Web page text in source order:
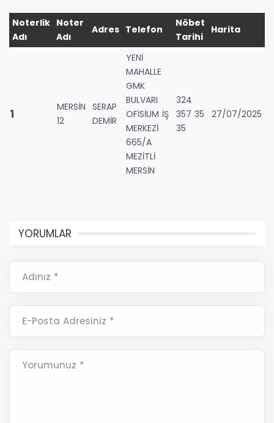
Noterlik
Adı
Noter
Adı
Adres Telefon
Nöbet
Tarihi
Harita
1
MERSİN
12
SERAP
DEMİR
YENİ
MAHALLE
GMK
BULVARI
OFİSİUM İŞ
MERKEZİ
665/A
MEZİTLİ
MERSİN
324
357 35
35
27/07/2025
YORUMLAR
Adınız *
E-Posta Adresiniz *
Yorumunuz *